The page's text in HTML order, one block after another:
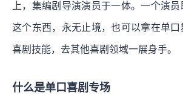
上，集编剧导演演员于一体。一个演
这个东西，永无止境，也可以拿在单
喜剧技能，去其他喜剧领域一展身手。
什么是单口喜剧专场